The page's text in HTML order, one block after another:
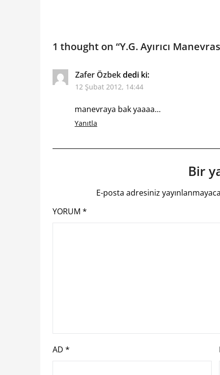
1 thought on “Y.G. Ayırıcı
Zafer Özbekdedi ki:
12 Şubat 2012, 14:44
manevraya bak yaaaa…
Yanıtla
Bir
E-posta adresiniz
YORUM *
AD *